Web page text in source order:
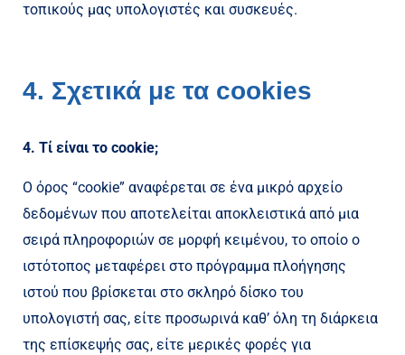
τοπικούς μας υπολογιστές και συσκευές.
4. Σχετικά με τα cookies
4. Τί είναι το cookie;
Ο όρος “cookie” αναφέρεται σε ένα μικρό αρχείο
δεδομένων που αποτελείται αποκλειστικά από μια
σειρά πληροφοριών σε μορφή κειμένου, το οποίο ο
ιστότοπος μεταφέρει στο πρόγραμμα πλοήγησης
ιστού που βρίσκεται στο σκληρό δίσκο του
υπολογιστή σας, είτε προσωρινά καθ’ όλη τη διάρκεια
της επίσκεψής σας, είτε μερικές φορές για